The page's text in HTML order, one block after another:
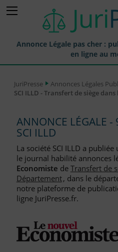
Annonce Légale pas cher :
en ligne au
Annonces Légales Publiées
Journaux Habilités (JAL)
Départements pour la
Liste des Greffes
Liste des CCI
FAQ
JuriPresse
Annonces Légales
SCI ILLD - Transfert de siège
ANNONCE LÉGALE -
SCI ILLD
La société SCI ILLD a publiée
le journal habilité annonces
Economiste deTransfert de
Département, dans le
notre plateforme de
ligne JuriPresse.fr.